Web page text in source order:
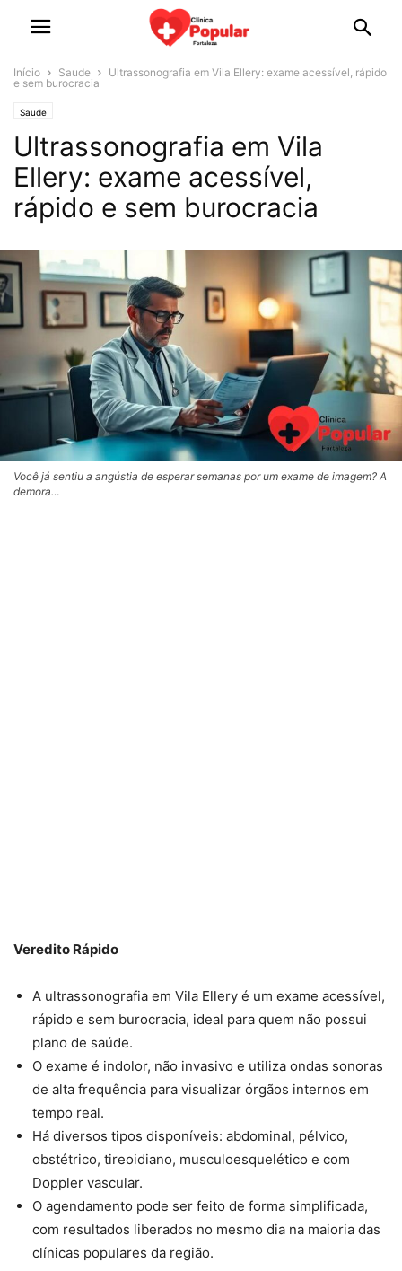
Início Saude
Ultrassonografia em Vila Ellery: exame acessível, rápido
e sem burocracia
Saude
Ultrassonografia em Vila
Ellery: exame acessível,
rápido e sem burocracia
Você já sentiu a angústia de esperar semanas por um exame de imagem? A
demora…
Veredito Rápido
A ultrassonografia em Vila Ellery é um exame acessível,
rápido e sem burocracia, ideal para quem não possui
plano de saúde.
O exame é indolor, não invasivo e utiliza ondas sonoras
de alta frequência para visualizar órgãos internos em
tempo real.
Há diversos tipos disponíveis: abdominal, pélvico,
obstétrico, tireoidiano, musculoesquelético e com
Doppler vascular.
O agendamento pode ser feito de forma simplificada,
com resultados liberados no mesmo dia na maioria das
clínicas populares da região.